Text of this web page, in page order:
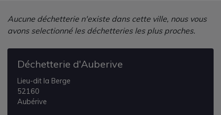
Aucune déchetterie n'existe dans cette ville, nous vous
avons selectionné les déchetteries les plus proches.
Déchetterie d'Auberive
Lieu-dit la Berge
52160
Aubérive